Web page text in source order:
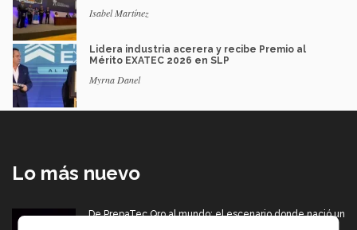
Isabel Martínez
Lidera industria acerera y recibe Premio al
Mérito EXATEC 2026 en SLP
Myrna Danel
Lo más nuevo
De PrepaTec Qro al mundo: el escenario donde nació un